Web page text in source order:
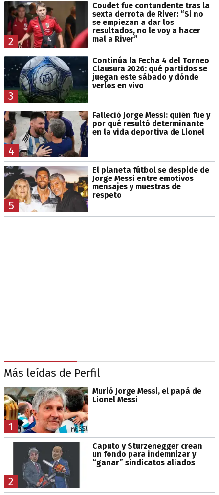
2
Coudet fue contundente tras la
sexta derrota de River: “Si no
se empiezan a dar los
resultados, no le voy a hacer
mal a River”
3
Continúa la Fecha 4 del Torneo
Clausura 2026: qué partidos se
juegan este sábado y dónde
verlos en vivo
4
Falleció Jorge Messi: quién fue y
por qué resultó determinante
en la vida deportiva de Lionel
5
El planeta fútbol se despide de
Jorge Messi entre emotivos
mensajes y muestras de
respeto
Más leídas de Perfil
1
Murió Jorge Messi, el papá de
Lionel Messi
2
Caputo y Sturzenegger crean
un fondo para indemnizar y
“ganar” sindicatos aliados